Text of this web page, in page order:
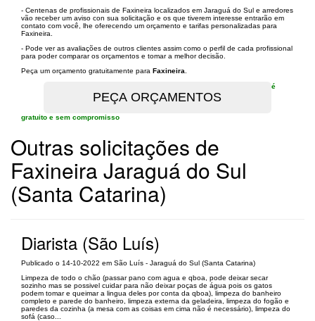
- Centenas de profissionais de Faxineira localizados em Jaraguá do Sul e arredores
vão receber um aviso con sua solicitação e os que tiverem interesse entrarão em
contato com você, lhe oferecendo um orçamento e tarifas personalizadas para
Faxineira.
- Pode ver as avaliações de outros clientes assim como o perfil de cada profissional
para poder comparar os orçamentos e tomar a melhor decisão.
Peça um orçamento gratuitamente para Faxineira
é
gratuito e sem compromisso
Outras solicitações de
Faxineira Jaraguá do Sul
(Santa Catarina)
Diarista (São Luís)
Publicado o 14-10-2022 em São Luís - Jaraguá do Sul (Santa Catarina)
Limpeza de todo o chão (passar pano com agua e qboa, pode deixar secar
sozinho mas se possivel cuidar para não deixar poças de água pois os gatos
podem tomar e queimar a lingua deles por conta da qboa), limpeza do banheiro
completo e parede do banheiro, limpeza externa da geladeira, limpeza do fogão e
paredes da cozinha (a mesa com as coisas em cima não é necessário), limpeza do
sofá (caso...